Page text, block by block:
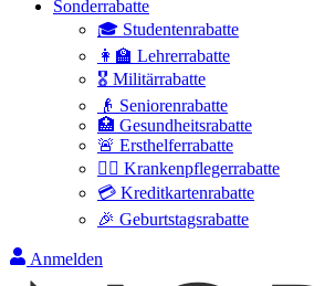
Sonderrabatte
🎓 Studentenrabatte
👩‍🏫 Lehrerrabatte
🎖️ Militärrabatte
👴 Seniorenrabatte
🏥 Gesundheitsrabatte
🚨 Ersthelferrabatte
👩‍⚕️ Krankenpflegerrabatte
💳 Kreditkartenrabatte
🎉 Geburtstagsrabatte
Anmelden